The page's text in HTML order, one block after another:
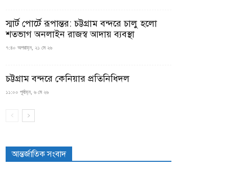
স্মার্ট পোর্টে রূপান্তর: চট্টগ্রাম বন্দরে চালু হলো
শতভাগ অনলাইন রাজস্ব আদায় ব্যবস্থা
৭:৪০ অপরাহ্ন, ২১ মে ২৬
চট্টগ্রাম বন্দরে কেনিয়ার প্রতিনিধিদল
১১:০০ পূর্বাহ্ন, ৬ মে ২৬
আন্তর্জাতিক সংবাদ